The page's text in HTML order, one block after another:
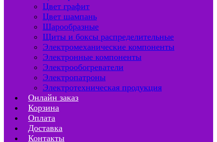
Цвет графит
Цвет шампань
Шарообразные
Щиты и боксы распределительные
Электромеханические компоненты
Электронные компоненты
Электрообогреватели
Электропатроны
Электротехническая продукция
Онлайн заказ
Корзина
Оплата
Доставка
Контакты